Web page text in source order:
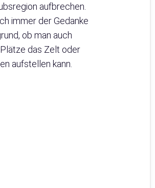
aufbrechen.
immer der Gedanke
ob man auch
das Zelt oder
aufstellen kann.